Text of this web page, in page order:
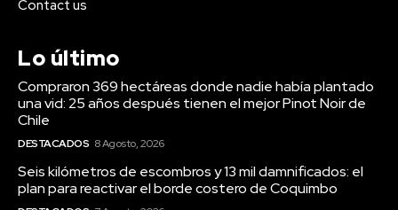
Contact us
Lo último
Compraron 369 hectáreas donde nadie había plantado
una vid: 25 años después tienen el mejor Pinot Noir de
Chile
DESTACADOS 8 Agosto, 2026
Seis kilómetros de escombros y 13 mil damnificados: el
plan para reactivar el borde costero de Coquimbo